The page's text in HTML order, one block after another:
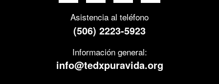
Asistencia al teléfono
(506) 2223-5923
Información general:
info@tedxpuravida.org